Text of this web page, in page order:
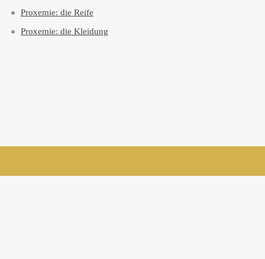
Proxemie: die Reife
Proxemie: die Kleidung